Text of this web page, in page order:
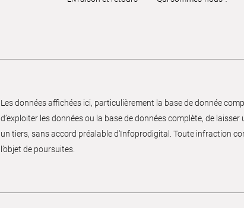
Les données affichées ici, particulièrement la base de donnée
d’exploiter les données ou la base de données complète, de
un tiers, sans accord préalable d'Infoprodigital. Toute infraction
l’objet de poursuites.